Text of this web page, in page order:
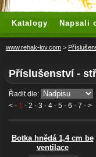
Katalogy Napsali
www.rehak-lov.com >
Příslušenství -
Řadit dle:
< - 1 - 2 - 3 - 4 - 5 - 6 - 7 - >
Botka hnědá 1,4 cm be
ventilace